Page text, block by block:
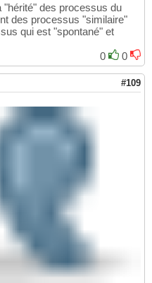
des processus du
des processus "similaire"
qui est "spontané" et
0
0
#109